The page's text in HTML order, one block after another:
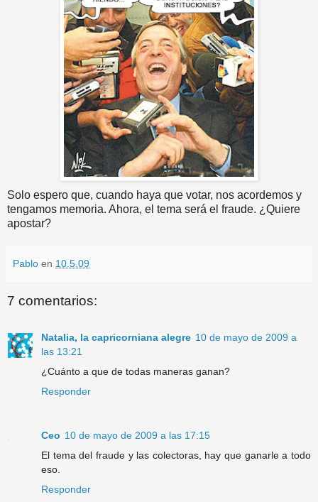
Solo espero que, cuando haya que votar, nos acordemos y
tengamos memoria. Ahora, el tema será el fraude. ¿Quiere
apostar?
Pablo en 10.5.09
7 comentarios:
Natalia, la capricorniana alegre 10 de mayo de 2009 a
las 13:21
¿Cuánto a que de todas maneras ganan?
Responder
Ceo 10 de mayo de 2009 a las 17:15
El tema del fraude y las colectoras, hay que ganarle a todo
eso.
Responder